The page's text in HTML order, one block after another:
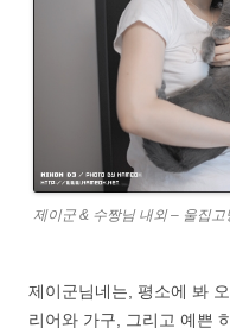
제이군 & 수짱님 내외 – 울집
제이군님네는, 평소에 봐
리어와 가구, 그리고 예쁜